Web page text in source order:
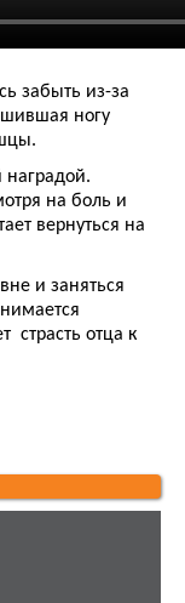
забыть из-за
ногу
наградой.
на боль и
вернуться на
и заняться
отца к